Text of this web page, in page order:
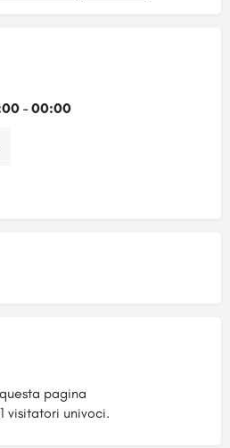
- 00:00
pagina
visitatori univoci.